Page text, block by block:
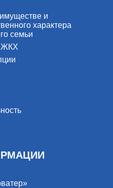
и
характера
семьи
ЖКХ